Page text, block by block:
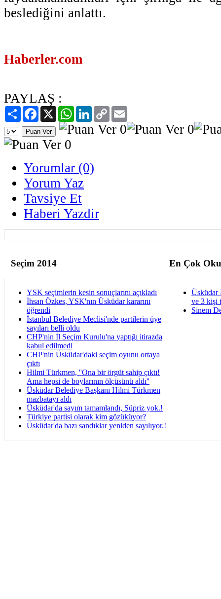
beslediğini anlattı.
Haberler.com
PAYLAŞ :
PaylaşFacebook
X WhatsAppLinkedIn
Copy
Link
Yorumlar (0)
Yorum Yaz
Tavsiye Et
Haberi Yazdir
Seçim 2014 En Çok
YSK seçimlerin kesin sonuçlarını açıkladı
İhsan Özkes, YSK'nın Üsküdar kararını
öğrendi
İstanbul Belediye Meclisi'nde partilerin üye
sayıları belli oldu
CHP'nin İl Seçim Kurulu'na yaptığı itirazda
kabul edilmedi
CHP'nin Üsküdar'daki seçim oyunu ortaya
çıktı
Hilmi Türkmen, ''Ona bir örgüt sahip çıktı!
Ama hepsi de boylarının ölçüsünü aldı''
Üsküdar Belediye Başkanı Hilmi Türkmen
mazbatayı aldı
Üsküdar'da sayım tamamlandı, Süpriz yok.!
Türkiye partisi olarak kim gözüküyor?
Üsküdar'da bazı sandıklar yeniden sayılıyor.!
Üsküdar
ve 3 kişi
Sinem